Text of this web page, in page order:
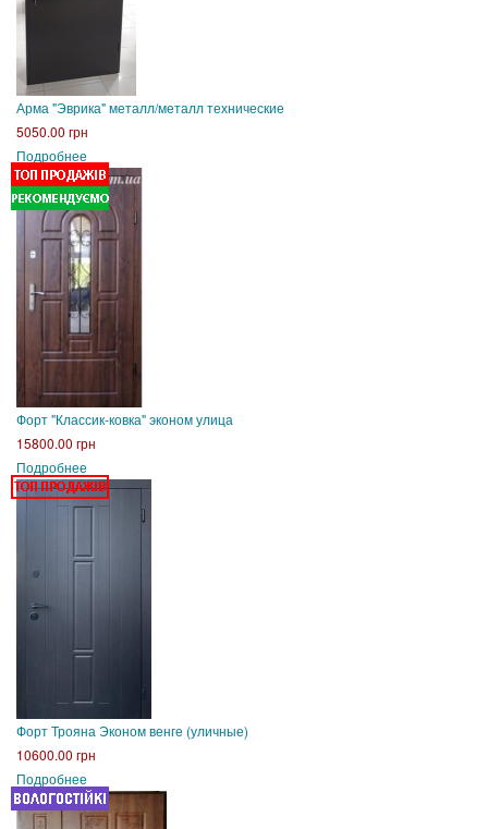
Арма "Эврика" металл/металл технические
5050.00 грн
Подробнее
Форт "Классик-ковка" эконом улица
15800.00 грн
Подробнее
Форт Трояна Эконом венге (уличные)
10600.00 грн
Подробнее